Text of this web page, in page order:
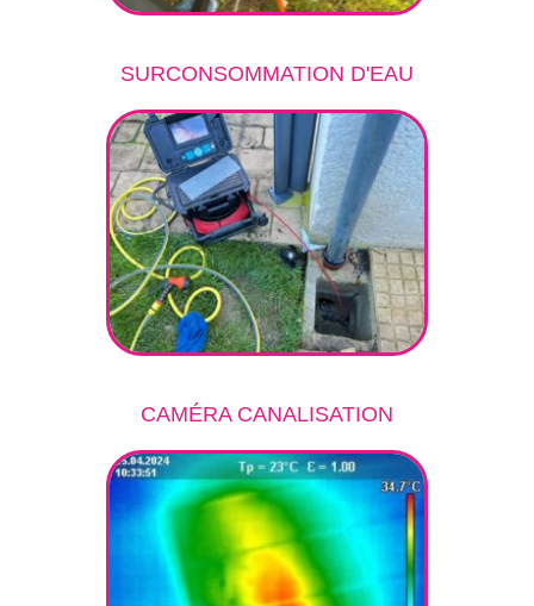
SURCONSOMMATION D'EAU
CAMÉRA CANALISATION